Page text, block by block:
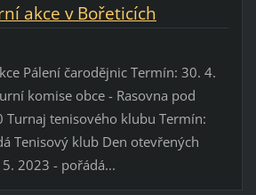
akce v Bořeticích
Pálení čarodějnic Termín: 30. 4.
komise obce - Rasovna pod
Turnaj tenisového klubu Termín:
Tenisový klub Den otevřených
2023 - pořádá...